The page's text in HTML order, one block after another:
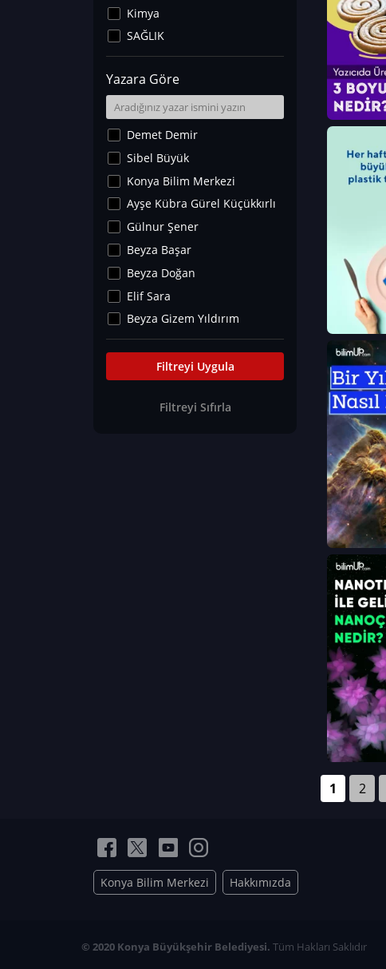
Kimya
SAĞLIK
Sanat Tarihi
Fizik
Yer Bilimleri
Astronomi ve Uzay
Noroloji
Matematik
Teknoloji
İklim Değişikliği
Arkeoloji
Kültür&Sanat
Yaşam Tavsiyeleri
Merakoloji
Eğitim Bilimleri
Yazara Göre
Demet Demir
Sibel Büyük
Konya Bilim Merkezi
Ayşe Kübra Gürel Küçükkırlı
Gülnur Şener
Beyza Başar
Beyza Doğan
Elif Sara
Beyza Gizem Yıldırım
İlknur İyigökler
Büşra Elif Kıvrak
Can TORUN
Filtreyi Uygula
Filtreyi Sıfırla
1 2
Konya Bilim Merkezi Hakkımızda
© 2020 Konya Büyükşehir Belediyesi. Tüm Hakları Saklıdır